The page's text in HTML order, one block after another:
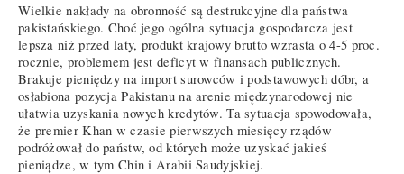
Wielkie nakłady na obronność są destrukcyjne dla państwa
pakistańskiego. Choć jego ogólna sytuacja gospodarcza jest
lepsza niż przed laty, produkt krajowy brutto wzrasta o 4-5 proc.
rocznie, problemem jest deficyt w finansach publicznych.
Brakuje pieniędzy na import surowców i podstawowych dóbr, a
osłabiona pozycja Pakistanu na arenie międzynarodowej nie
ułatwia uzyskania nowych kredytów. Ta sytuacja spowodowała,
że premier Khan w czasie pierwszych miesięcy rządów
podróżował do państw, od których może uzyskać jakieś
pieniądze, w tym Chin i Arabii Saudyjskiej.